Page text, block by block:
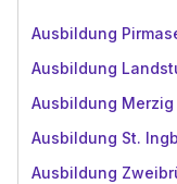
Ausbildung
Ausbildung
Ausbildung Merzig
Ausbildung St.
Ausbildung